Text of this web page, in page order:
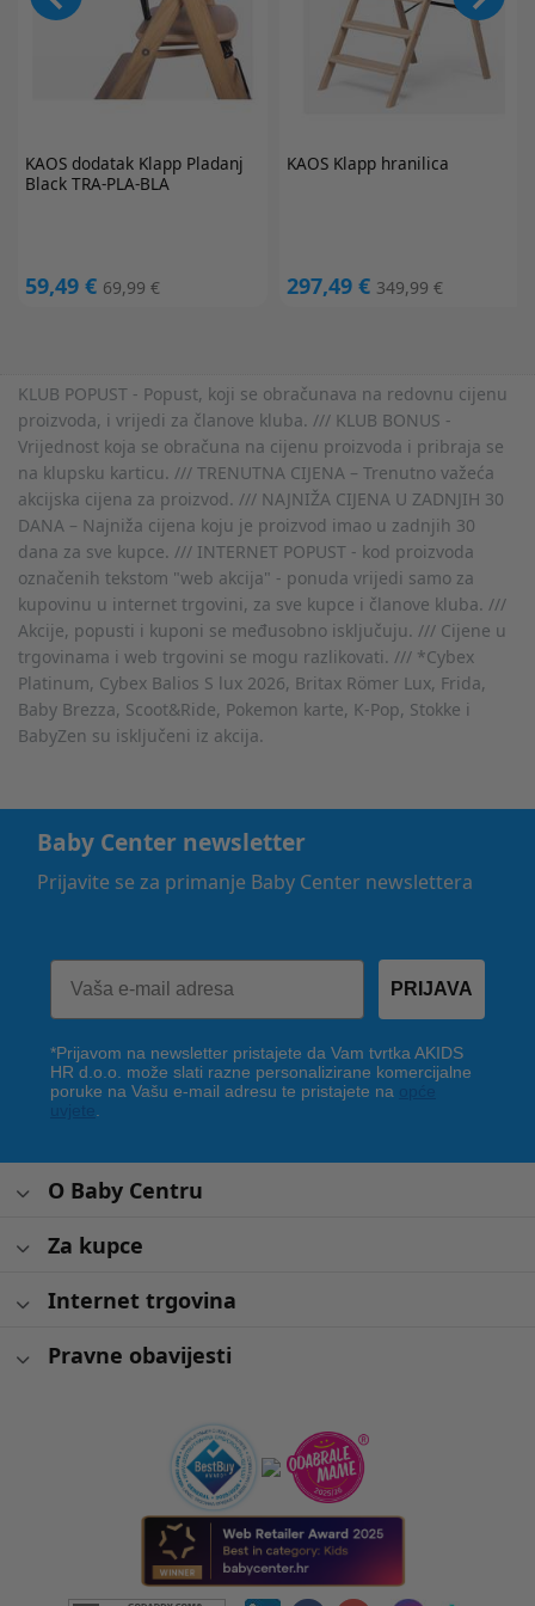
KAOSdodatak Klapp Pladanj
Black TRA-PLA-BLA
59,49 € 69,99 €
KAOS Klapp hranilica
297,49 € 349,99 €
KLUB POPUST - Popust, koji se obračunava na redovnu cijenu
proizvoda, i vrijedi za članove kluba. /// KLUB BONUS -
Vrijednost koja se obračuna na cijenu proizvoda i pribraja se
na klupsku karticu. /// TRENUTNA CIJENA – Trenutno važeća
akcijska cijena za proizvod. /// NAJNIŽA CIJENA U ZADNJIH 30
DANA – Najniža cijena koju je proizvod imao u zadnjih 30
dana za sve kupce. /// INTERNET POPUST - kod proizvoda
označenih tekstom "web akcija" - ponuda vrijedi samo za
kupovinu u internet trgovini, za sve kupce i članove kluba. ///
Akcije, popusti i kuponi se međusobno isključuju. /// Cijene u
trgovinama i web trgovini se mogu razlikovati. /// *Cybex
Platinum, Cybex Balios S lux 2026, Britax Römer Lux, Frida,
Baby Brezza, Scoot&Ride, Pokemon karte, K-Pop, Stokke i
BabyZen su isključeni iz akcija.
Baby Center newsletter
Prijavite se za primanje Baby Center newslettera
PRIJAVA
*Prijavom na newsletter pristajete da Vam tvrtka AKIDS
HR d.o.o. može slati razne personalizirane komercijalne
poruke na Vašu e-mail adresu te pristajete na
O Baby Centru
Za kupce
Internet trgovina
Pravne obavijesti